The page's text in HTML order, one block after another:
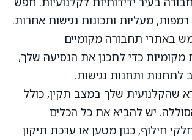
מעליות ותכונות נגישות אחרות.
באתרי תחבורה מקומיים
מקומיות כדי לתכנן את הנסיעה שלך,
לתחנות ותחנות נגישות.
שהקלנועית שלך במצב תקין, כולל
יש להביא את כל הכלים
חילוף, כגון מטען או ערכת תיקון